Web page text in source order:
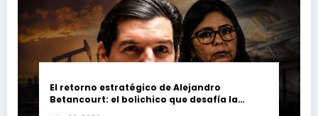
El retorno estratégico de Alejandro
Betancourt: el bolichico que desafía la